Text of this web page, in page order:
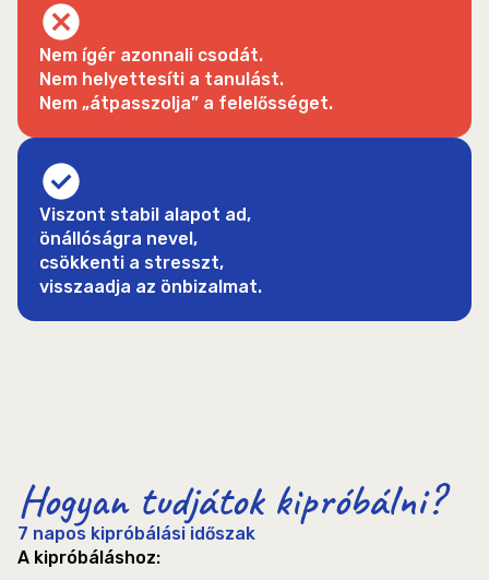
Nem ígér azonnali csodát.
Nem helyettesíti a tanulást.
Nem „átpasszolja” a felelősséget.
Viszont stabil alapot ad,
önállóságra nevel,
csökkenti a stresszt,
visszaadja az önbizalmat.
Hogyan tudjátok kipróbálni?
7 napos kipróbálási időszak
A kipróbáláshoz: